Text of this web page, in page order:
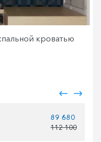
кроватью
89 680
112 100